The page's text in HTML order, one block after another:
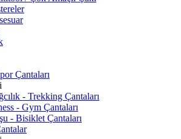
Çantaları
- Trekking Çantaları
- Gym Çantaları
- Bisiklet Çantaları